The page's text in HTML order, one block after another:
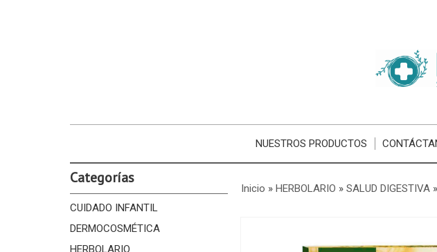
NUESTROS PRODUCTOS
Categorías
CUIDADO INFANTIL
DERMOCOSMÉTICA
HERBOLARIO
Inicio » HERBOLARIO » SALUD DIGESTIVA»